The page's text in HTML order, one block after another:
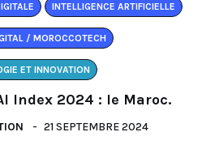
INTELLIGENCE ARTIFICIELLE
/ MOROCCOTECH
ET INNOVATION
Index 2024 : le Maroc.
21 SEPTEMBRE 2024